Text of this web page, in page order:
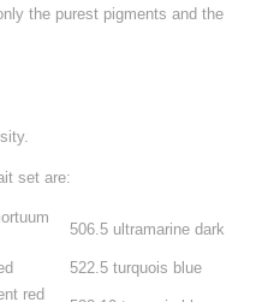
the purest pigments and the
set are:
506.5 ultramarine dark
522.5 turquois blue
red